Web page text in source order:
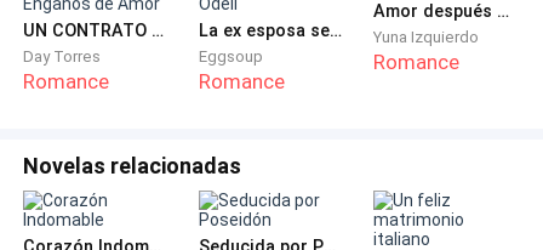
UN CONTRATO CON EL CEO. Engaños de Amor
Day Torres
Romance
La ex esposa secreta de Amo Odell
Eggsoup
Romance
Amor después del Divorcio
Yuna Izquierdo
Romance
Novelas relacionadas